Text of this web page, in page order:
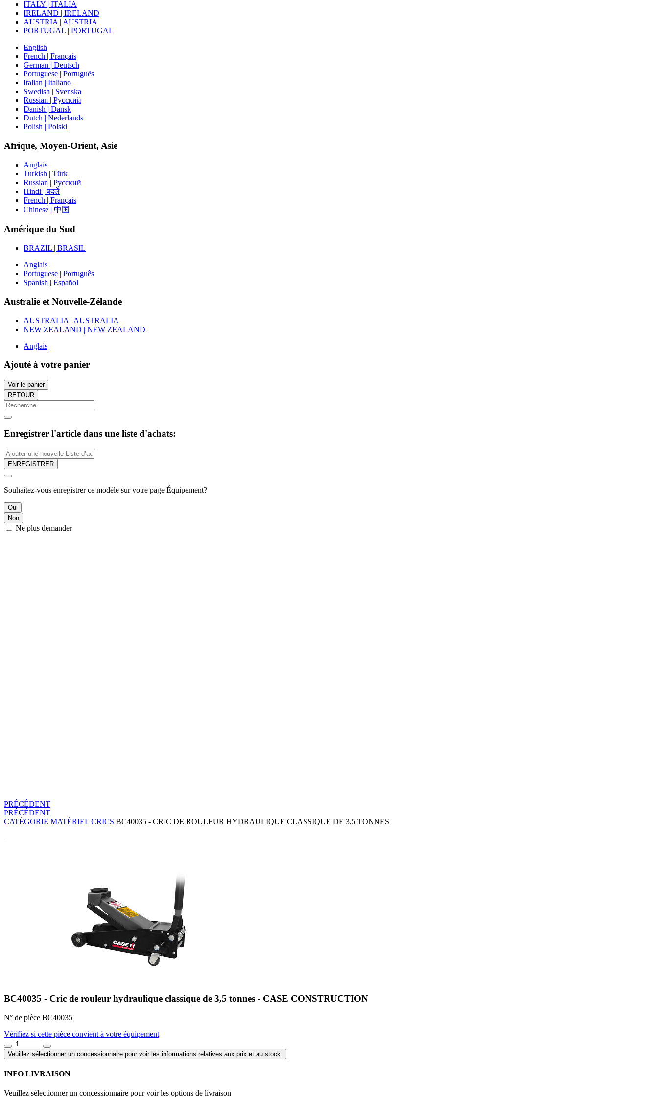
ITALY | ITALIA
IRELAND | IRELAND
AUSTRIA | AUSTRIA
PORTUGAL | PORTUGAL
English
French | Français
German | Deutsch
Portuguese | Português
Italian | Italiano
Swedish | Svenska
Russian | Русский
Danish | Dansk
Dutch | Nederlands
Polish | Polski
Afrique, Moyen-Orient, Asie
Anglais
Turkish | Türk
Russian | Русский
Hindi | बदलें
French | Français
Chinese | 中国
Amérique du Sud
BRAZIL | BRASIL
Anglais
Portuguese | Português
Spanish | Español
Australie et Nouvelle-Zélande
AUSTRALIA | AUSTRALIA
NEW ZEALAND | NEW ZEALAND
Anglais
Ajouté à votre panier
Voir le panier
RETOUR
Enregistrer l'article dans une liste d'achats:
ENREGISTRER
Souhaitez-vous enregistrer ce modèle sur votre page Équipement?
Oui
Non
Ne plus demander
PRÉCÉDENT
PRÉCÉDENT
CATÉGORIE MATÉRIEL CRICS BC40035 - CRIC DE ROULEUR HYDRAULIQUE CLASSIQUE DE 3,5 TONNES
BC40035 - Cric de rouleur hydraulique classique de 3,5 tonnes - CASE CONSTRUCTION
N° de pièce BC40035
Vérifiez si cette pièce convient à votre équipement
Veuillez sélectionner un concessionnaire pour voir les informations relatives aux prix et au stock.
INFO LIVRAISON
Veuillez sélectionner un concessionnaire pour voir les options de livraison